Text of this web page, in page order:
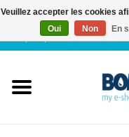
FR|
Veuillez accepter les cookies
Oui
Non En